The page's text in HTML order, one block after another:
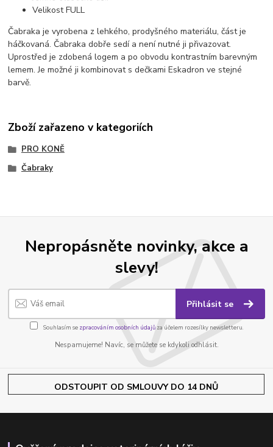
Velikost FULL
Čabraka je vyrobena z lehkého, prodyšného materiálu, část je
háčkovaná. Čabraka dobře sedí a není nutné ji přivazovat.
Uprostřed je zdobená logem a po obvodu kontrastním barevným
lemem. Je možné ji kombinovat s dečkami Eskadron ve stejné
barvě.
Zboží zařazeno v kategoriích
PRO KONĚ
Čabraky
Nepropásněte novinky, akce a
slevy!
Přihlásit se
Souhlasím se zpracováním osobních údajůza účelem rozesílky newsletteru.
Nespamujeme! Navíc, se můžete se kdykoli odhlásit.
ODSTOUPIT OD SMLOUVY DO 14 DNŮ